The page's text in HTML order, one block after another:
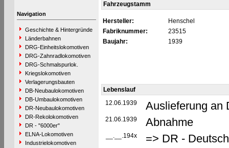
Navigation
Geschichte & Hintergründe
Länderbahnen
DRG-Einheitslokomotiven
DRG-Zahnradlokomotiven
DRG-Schmalspurlok.
Kriegslokomotiven
Verlagerungsbauten
DB-Neubaulokomotiven
DB-Umbaulokomotiven
DR-Neubaulokomotiven
DR-Rekolokomotiven
DR - "6000er"
ELNA-Lokomotiven
Industrielokomotiven
Fahrzeugstamm
Hersteller:
Henschel
Fabriknummer:
23515
Baujahr:
1939
Lebenslauf
12.06.1939
Auslieferung an
21.06.1939 Abnahme
__.__.194x => DR -